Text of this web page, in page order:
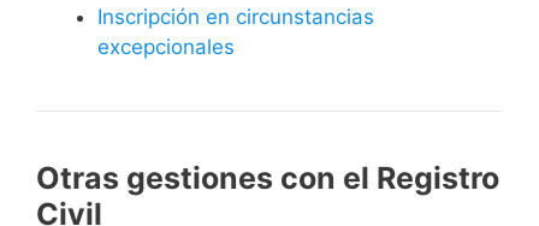
Inscripción en circunstancias
excepcionales
Otras gestiones con el Registro
Civil